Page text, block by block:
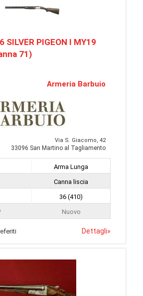
SILVER PIGEON I MY19
71)
Armeria Barbuio
Via S. Giacomo, 42
33096 San Martino al Tagliamento
Arma Lunga
Canna liscia
36 (410)
Nuovo
Dettagli»